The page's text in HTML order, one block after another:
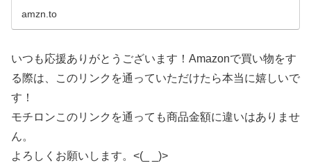
amzn.to
いつも応援ありがとうございます！Amazonで買い物をす
る際は、このリンクを通っていただけたら本当に嬉しいで
す！
モチロンこのリンクを通っても商品金額に違いはありませ
ん。
よろしくお願いします。<(_ _)>